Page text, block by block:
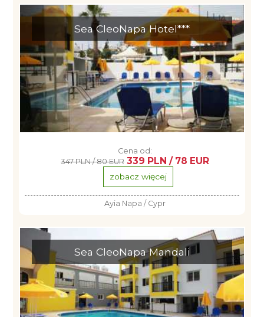
Sea CleoNapa Hotel***
Cena od:
347 PLN / 80 EUR 339 PLN / 78 EUR
zobacz więcej
Ayia Napa / Cypr
Sea CleoNapa Mandali